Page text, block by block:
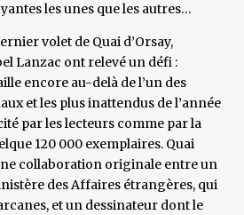
les unes que les autres…
volet de Quai d’Orsay,
Lanzac ont relevé un défi :
encore au-delà de l’un des
et les plus inattendus de l’année
par les lecteurs comme par la
120 000 exemplaires. Quai
collaboration originale entre un
des Affaires étrangères, qui
et un dessinateur dont le